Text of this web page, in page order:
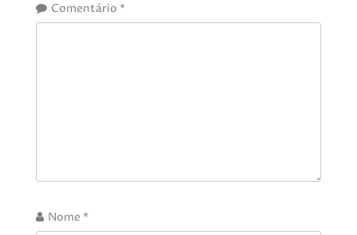
Comentário *
Nome *